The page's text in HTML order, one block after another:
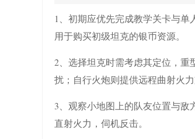
1、初期应优先完成教学关卡与
用于购买初级坦克的银币资源。
2、选择坦克时需考虑其定位，
扰；自行火炮则提供远程曲射火力
3、观察小地图上的队友位置与
直射火力，伺机反击。